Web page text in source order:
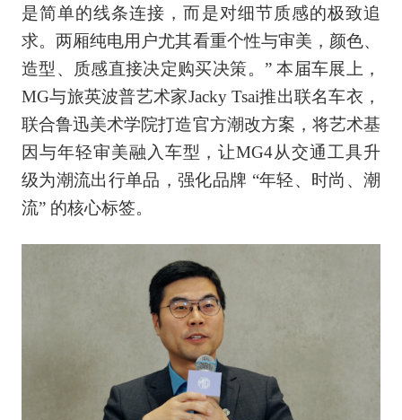
是简单的线条连接，而是对细节质感的极致追
求。两厢纯电用户尤其看重个性与审美，颜色、
造型、质感直接决定购买决策。” 本届车展上，
MG与旅英波普艺术家Jacky Tsai推出联名车衣，
联合鲁迅美术学院打造官方潮改方案，将艺术基
因与年轻审美融入车型，让MG4从交通工具升
级为潮流出行单品，强化品牌 “年轻、时尚、潮
流” 的核心标签。